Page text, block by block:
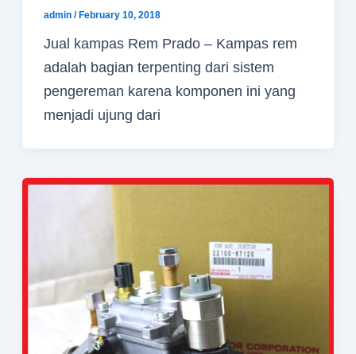
admin/February 10, 2018
Jual kampas Rem Prado – Kampas rem
adalah bagian terpenting dari sistem
pengereman karena komponen ini yang
menjadi ujung dari